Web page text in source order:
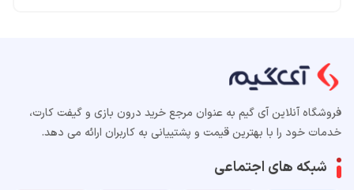
فروشگاه آنلاین آی گیم به عنوان مرجع خرید درون بازی و گیفت کارت،
خدمات خود را با بهترین قیمت و پشتییانی به کاربران ارائه می دهد.
شبکه های اجتماعی